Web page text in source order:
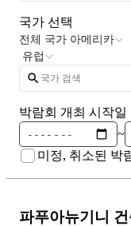
국가 선택
전체 국가 아메리카
유럽
박람회 개최 시작일
~
미정, 취소된 박
파푸아뉴기니